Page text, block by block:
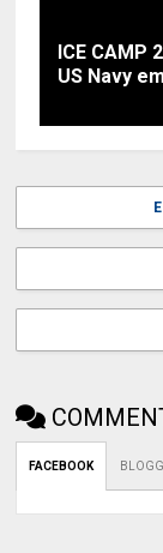
ICE CAMP
US Navy
FACEBOOK